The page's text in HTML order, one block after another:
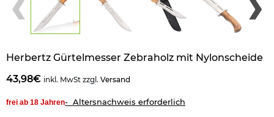
Herbertz Gürtelmesser Zebraholz mit Nylonscheide
43,98€ inkl. MwSt zzgl. Versand
frei ab 18 Jahren- Altersnachweis erforderlich